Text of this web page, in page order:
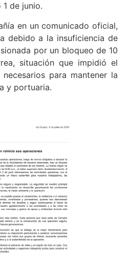
de junio.
en un comunicado oficial,
debido a la insuficiencia de
por un bloqueo de 10
situación que impidió el
para mantener la
y portuaria.